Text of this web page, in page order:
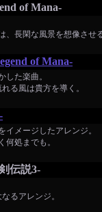
of Mana-
、長閑な風景を想像させ
of Mana-
した楽曲。
る風は貴方を導く。
メージしたアレンジ。
何処までも。
伝説3-
るアレンジ。